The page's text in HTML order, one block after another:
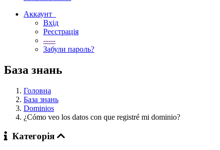
Аккаунт
Вхід
Реєстрація
-----
Забули пароль?
База знань
Головна
База знань
Dominios
¿Cómo veo los datos con que registré mi dominio?
Категорія